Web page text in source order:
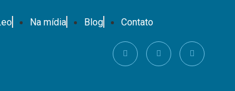
Na mídia Blog Contato